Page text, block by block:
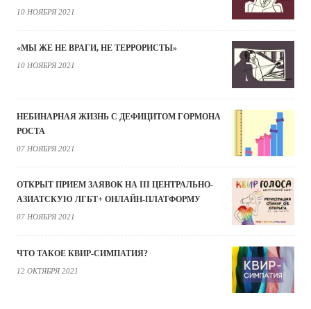
10 НОЯБРЯ 2021
«МЫ ЖЕ НЕ ВРАГИ, НЕ ТЕРРОРИСТЫ»
10 НОЯБРЯ 2021
НЕБИНАРНАЯ ЖИЗНЬ С ДЕФИЦИТОМ ГОРМОНА
РОСТА
07 НОЯБРЯ 2021
ОТКРЫТ ПРИЕМ ЗАЯВОК НА III ЦЕНТРАЛЬНО-
АЗИАТСКУЮ ЛГБТ+ ОНЛАЙН-ПЛАТФОРМУ
07 НОЯБРЯ 2021
ЧТО ТАКОЕ КВИР-СИМПАТИЯ?
12 ОКТЯБРЯ 2021